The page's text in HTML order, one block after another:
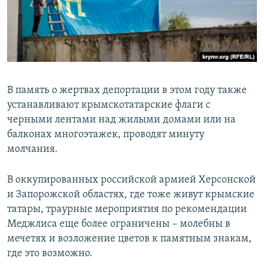
В память о жертвах депортации в этом году также
устанавливают крымскотатарские флаги с
черными лентами над жилыми домами или на
балконах многоэтажек, проводят минуту
молчания.
В оккупированных российской армией Херсонской
и Запорожской областях, где тоже живут крымские
татары, траурные мероприятия по рекомендации
Меджлиса еще более ограничены – молебны в
мечетях и возложение цветов к памятным знакам,
где это возможно.